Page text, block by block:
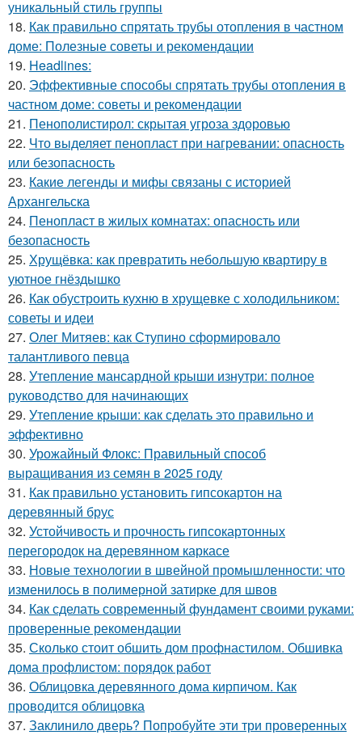
уникальный стиль группы
18. Как правильно спрятать трубы отопления в частном
доме: Полезные советы и рекомендации
19. Headlines:
20. Эффективные способы спрятать трубы отопления в
частном доме: советы и рекомендации
21. Пенополистирол: скрытая угроза здоровью
22. Что выделяет пенопласт при нагревании: опасность
или безопасность
23. Какие легенды и мифы связаны с историей
Архангельска
24. Пенопласт в жилых комнатах: опасность или
безопасность
25. Хрущёвка: как превратить небольшую квартиру в
уютное гнёздышко
26. Как обустроить кухню в хрущевке с холодильником:
советы и идеи
27. Олег Митяев: как Ступино сформировало
талантливого певца
28. Утепление мансардной крыши изнутри: полное
руководство для начинающих
29. Утепление крыши: как сделать это правильно и
эффективно
30. Урожайный Флокс: Правильный способ
выращивания из семян в 2025 году
31. Как правильно установить гипсокартон на
деревянный брус
32. Устойчивость и прочность гипсокартонных
перегородок на деревянном каркасе
33. Новые технологии в швейной промышленности: что
изменилось в полимерной затирке для швов
34. Как сделать современный фундамент своими руками:
проверенные рекомендации
35. Сколько стоит обшить дом профнастилом. Обшивка
дома профлистом: порядок работ
36. Облицовка деревянного дома кирпичом. Как
проводится облицовка
37. Заклинило дверь? Попробуйте эти три проверенных